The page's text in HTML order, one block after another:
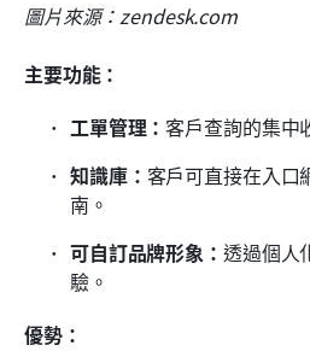
圖片來源：zendesk.com
主要功能：
工單管理：客戶查詢的集中
知識庫： 客戶可直接在入口
南。
可自訂品牌形象： 透過個人
驗。
優勢：